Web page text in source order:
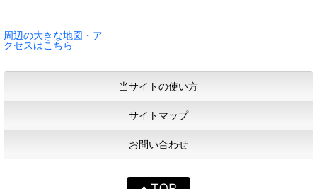
周辺の大きな地図・ア
クセスはこちら
当サイトの使い方
サイトマップ
お問い合わせ